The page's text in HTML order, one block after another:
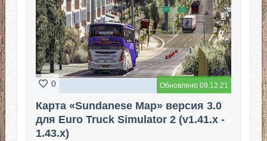
Обновлено 09.12.21
0
Карта «Sundanese Map» версия 3.0
для Euro Truck Simulator 2 (v1.41.x -
1.43.x)